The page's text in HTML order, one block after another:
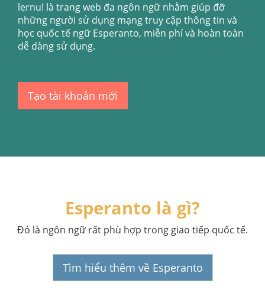
lernu! là trang web đa ngôn ngữ nhằm giúp đỡ
những người sử dụng mạng truy cập thông tin và
học quốc tế ngữ Esperanto, miễn phí và hoàn toàn
dễ dàng sử dụng.
Tạo tài khoản mới
Esperanto là gì?
Đó là ngôn ngữ rất phù hợp trong giao tiếp quốc tế.
Tìm hiểu thêm về Esperanto